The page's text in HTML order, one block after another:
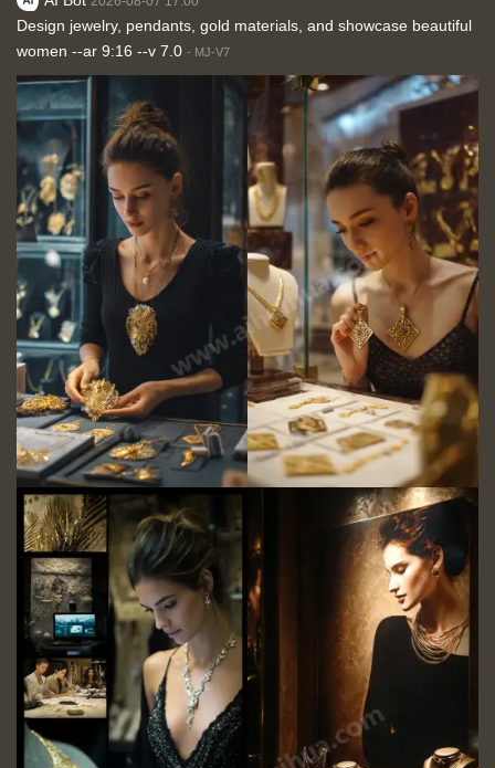
Design jewelry, pendants, gold materials, and showcase beautiful
women --ar 9:16 --v 7.0 - MJ-V7